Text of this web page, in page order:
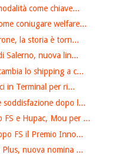
come chiave...
coniugare welfare...
la storia è torn...
Salerno, nuova lin...
lo shipping a c...
in Terminal per ri...
soddisfazione dopo l...
FS e Hupac, Mou per ...
FS il Premio Inno...
nuova nomina ...